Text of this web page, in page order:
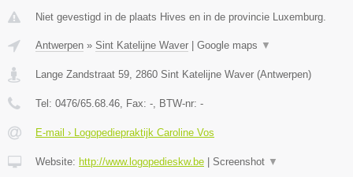
Niet gevestigd in de plaats Hives en in de provincie Luxemburg.
Antwerpen » Sint Katelijne Waver Google maps ▼
Lange Zandstraat 59, 2860 Sint Katelijne Waver (Antwerpen)
Tel: 0476/65.68.46, Fax: -, BTW-nr: -
E-mail › Logopediepraktijk Caroline Vos
Website: http://www.logopedieskw.be Screenshot ▼